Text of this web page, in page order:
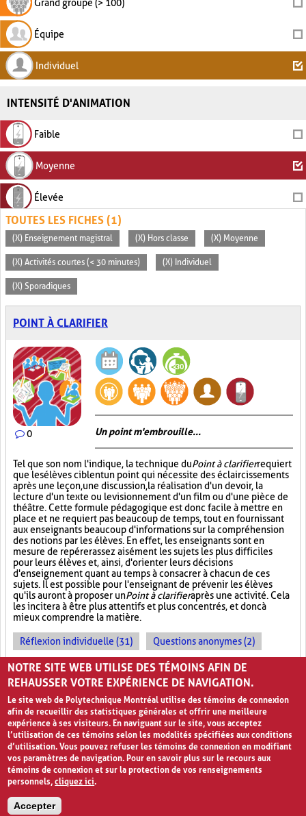
Grand groupe (> 100)
Équipe
Individuel
INTENSITÉ D'ANIMATION
Faible
Moyenne
Élevée
TOUTES LES FICHES (1)
(X) Enseignement magistral (X) Hors classe (X) Moyenne
(X) Activités courtes (< 30 minutes) (X) Individuel
(X) Sporadiques
POINT À CLARIFIER
0 Un point m'embrouille...
Tel que son nom l'indique, la technique duPoint à clarifierrequiert
que les élèves ciblent un point qui nécessite des éclaircissements
après une leçon, une discussion, la réalisation d'un devoir, la
lecture d'un texte ou le visionnement d'un film ou d'une pièce de
théâtre. Cette formule pédagogique est donc facile à mettre en
place et ne requiert pas beaucoup de temps, tout en fournissant
aux enseignants beaucoup d'informations sur la compréhension
des notions par les élèves. En effet, les enseignants sont en
mesure de repérer assez aisément les sujets les plus difficiles
pour leurs élèves et, ainsi, d'orienter leurs décisions
d'enseignement quant au temps à consacrer à chacun de ces
sujets. Il est possible pour l'enseignant de prévenir les élèves
qu'ils auront à proposer unPoint à clarifieraprès une activité. Cela
les incitera à être plus attentifs et plus concentrés, et donc à
mieux comprendre la matière.
Réflexion individuelle (31) Questions anonymes (2)
Enseignement magistral (5)
NOTRE SITE WEB UTILISE DES TÉMOINS AFIN DE
REHAUSSER VOTRE EXPÉRIENCE DE NAVIGATION.
Le site web de Polytechnique Montréal utilise des témoins de connexion
afin de recueillir des statistiques générales et offrir une meilleure
expérience à ses visiteurs. En naviguant sur le site, vous acceptez
l’utilisation de ces témoins selon les modalités spécifiées aux conditions
d’utilisation. Vous pouvez refuser les témoins de connexion en modifiant
vos paramètres de navigation. Pour en savoir plus sur le recours aux
témoins de connexion et sur la protection de vos renseignements
personnels,cliquez ici.
Accepter